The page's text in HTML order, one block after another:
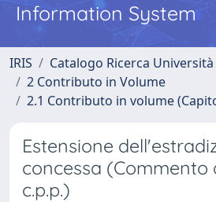
Information System
IRIS
Catalogo Ricerca
2 Contributo in Volume
2.1 Contributo in volume
Estensione
concessa (Commento
c.p.p.)